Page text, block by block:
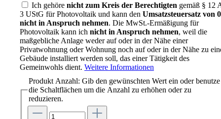
Ich gehöre nicht zum Kreis der Berechtigten gemäß § 12
3 UStG für Photovoltaik und kann den Umsatzsteuersatz von
nicht in Anspruch nehmen. Die MwSt.-Ermäßigung für
Photovoltaik kann ich nicht in Anspruch nehmen, weil die
maßgebliche Anlage weder auf oder in der Nähe einer
Privatwohnung oder Wohnung noch auf oder in der Nähe zu
Gebäude installiert werden soll, das einer Tätigkeit des
Gemeinwohls dient. Weitere Informationen
Produkt Anzahl: Gib den gewünschten Wert ein oder benutze
die Schaltflächen um die Anzahl zu erhöhen oder zu
reduzieren.